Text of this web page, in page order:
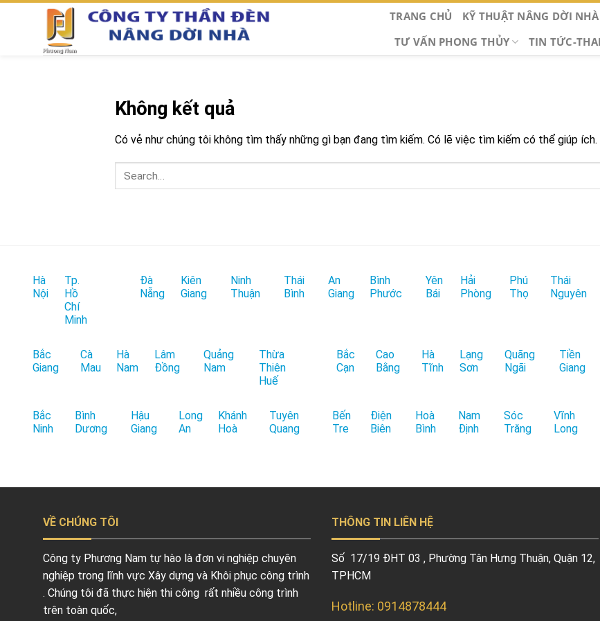
Chuyển
TRANG CHỦ KỸ THUẬT NÂNG DỜI NHÀ
TƯ VẤN PHONG THỦY
TIN TỨC-
Không kết quả
Có vẻ như chúng tôi không tìm thấy những gì bạn đang tìm kiếm. Có lẽ việc tìm kiếm có thể giúp ích.
Hà
Nội
Tp.
Hồ
Chí
Minh
Đà
Nẵng
Kiên
Giang
Ninh
Thuận
Thái
Bình
An
Giang
Bình
Phước
Yên
Bái
Hải
Phòng
Phú
Thọ
Thái
Nguyên
Bắc
Giang
Cà
Mau
Hà
Nam
Lâm
Đồng
Quảng
Nam
Thừa
Thiên
Huế
Bắc
Cạn
Cao
Bằng
Hà
Tĩnh
Lạng
Sơn
Quãng
Ngãi
Tiền
Giang
Bắc
Ninh
Bình
Dương
Hậu
Giang
Long
An
Khánh
Hoà
Tuyên
Quang
Bến
Tre
Điện
Biên
Hoà
Bình
Nam
Định
Sóc
Trăng
Vĩnh
Long
VỀ CHÚNG TÔI
Công ty Phương Nam tự hào là đơn vi nghiệp chuyên
nghiệp trong lĩnh vực Xây dựng và Khôi phục công trình
. Chúng tôi đã thực hiện thi công rất nhiều công trình
trên toàn quốc,
THÔNG TIN LIÊN HỆ
Số 17/19 ĐHT 03 , Phường Tân Hưng Thuận, Quận 12,
TPHCM
Hotline: 0914878444